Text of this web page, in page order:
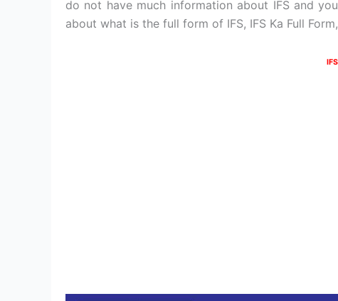
do not have much information about IFS and
about what is the full form of IFS, IFS Ka Full